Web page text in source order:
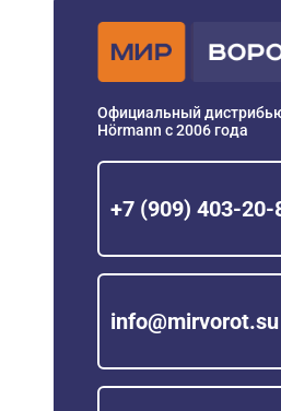
Официальный
Hörmann с 2006 года
+7 (909) 403-20-
info@mirvorot.su